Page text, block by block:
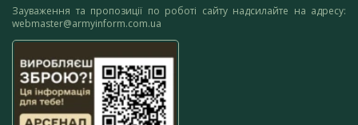
Зауваження та пропозиції по роботі сайту надсилайте на адресу:
webmaster@armyinform.com.ua